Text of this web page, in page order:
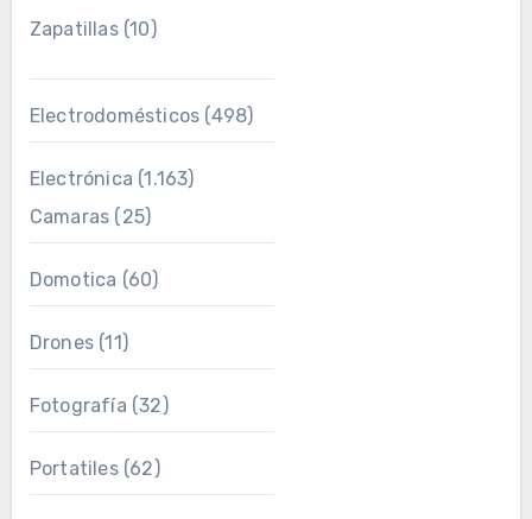
Zapatillas(10)
Electrodomésticos (498)
Electrónica (1.163)
Camaras (25)
Domotica (60)
Drones(11)
Fotografía (32)
Portatiles(62)